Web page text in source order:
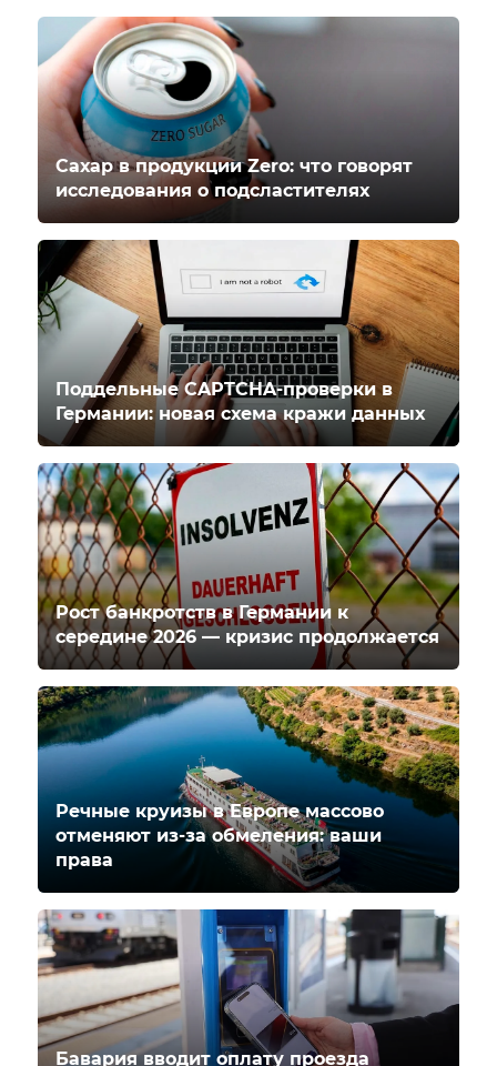
Сахар в продукции Zero: что говорят
исследования о подсластителях
Поддельные CAPTCHA-проверки в
Германии: новая схема кражи данных
Рост банкротств в Германии к
середине 2026 — кризис продолжается
Речные круизы в Европе массово
отменяют из-за обмеления: ваши
права
Бавария вводит оплату проезда